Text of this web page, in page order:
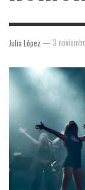
Julia López — 3